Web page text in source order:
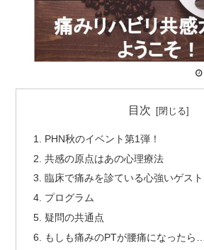
目次
PHN秋のイベント第1弾！
共感の原点はあの心理療法
臨床で痛みを診ている心強いゲスト
プログラム
疑問の共通点
もしも痛みのPTが腰痛になったら…